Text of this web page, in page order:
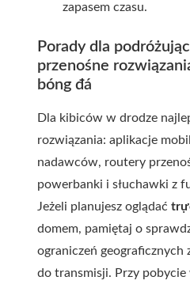
zapasem czasu.
Porady dla
przenośne
bóng đá
Dla kibiców w drodze
rozwiązania: aplikacje
nadawców, routery
powerbanki i słuchawki z
Jeżeli planujesz oglądać
domem, pamiętaj o
ograniczeń geograficznych
do transmisji. Przy pobycie